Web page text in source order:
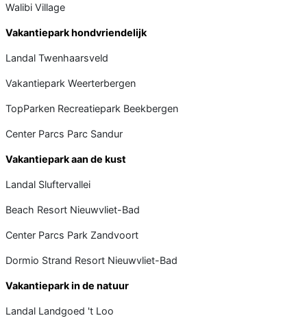
Walibi Village
Vakantiepark hondvriendelijk
Landal Twenhaarsveld
Vakantiepark Weerterbergen
TopParken Recreatiepark Beekbergen
Center Parcs Parc Sandur
Vakantiepark aan de kust
Landal Sluftervallei
Beach Resort Nieuwvliet-Bad
Center Parcs Park Zandvoort
Dormio Strand Resort Nieuwvliet-Bad
Vakantiepark in de natuur
Landal Landgoed 't Loo